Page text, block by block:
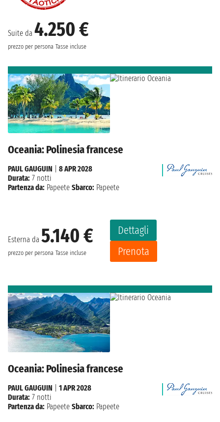
Suite da 4.250 €
prezzo per persona Tasse incluse
Oceania: Polinesia francese
Esterna da 5.140 €
prezzo per persona Tasse incluse
Dettagli
Prenota
PAUL GAUGUIN
8 APR 2028
Durata: 7 notti
Partenza da: Papeete Sbarco: Papeete
Oceania: Polinesia francese
PAUL GAUGUIN
1 APR 2028
Durata: 7 notti
Partenza da: Papeete Sbarco: Papeete